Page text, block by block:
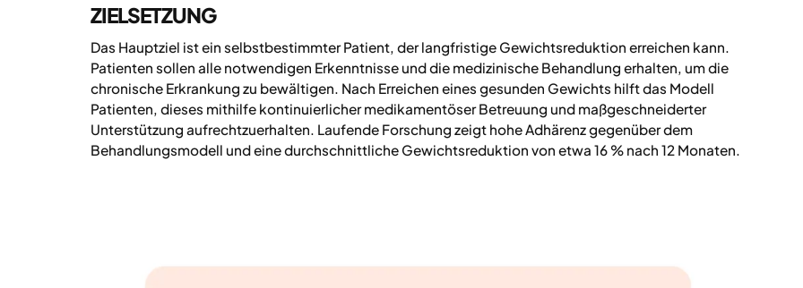
ZIELSETZUNG
Das Hauptziel ist ein selbstbestimmter Patient, der langfristige Gewichtsreduktion erreichen kann.
Patienten sollen alle notwendigen Erkenntnisse und die medizinische Behandlung erhalten, um die
chronische Erkrankung zu bewältigen. Nach Erreichen eines gesunden Gewichts hilft das Modell
Patienten, dieses mithilfe kontinuierlicher medikamentöser Betreuung und maßgeschneiderter
Unterstützung aufrechtzuerhalten. Laufende Forschung zeigt hohe Adhärenz gegenüber dem
Behandlungsmodell und eine durchschnittliche Gewichtsreduktion von etwa 16 % nach 12 Monaten.